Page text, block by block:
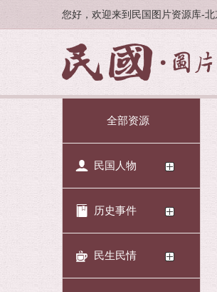
您好，欢迎来到民国图片资源库-北
全部资源
民国人物
历史事件
民生民情